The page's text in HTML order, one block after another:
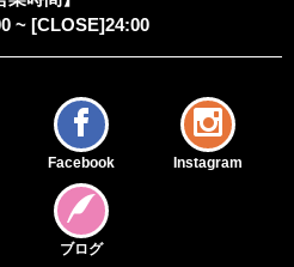
~ [CLOSE]24:00
Facebook Instagram
ブログ